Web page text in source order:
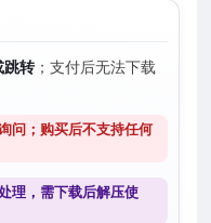
跳转；支付后无法下载
问；购买后不支持任何
理，需下载后解压使